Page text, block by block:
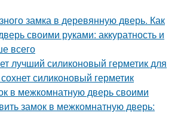
замка в деревянную дверь. Как
своими руками: аккуратность и
всего
лучший силиконовый герметик для
силиконовый герметик
в межкомнатную дверь своими
замок в межкомнатную дверь: